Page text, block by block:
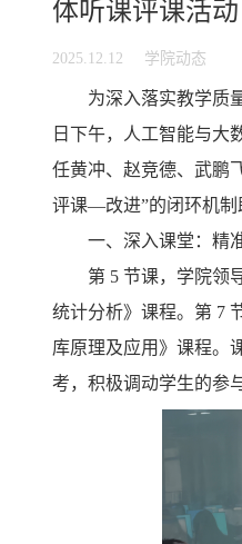
体听课评课活动
2025.12.12 学院动态
为深入落实教学质
日下午，人工智能与大
任黄冲、赵竞德、武鹏
评课—改进”的闭环机制
一、深入课堂：精
第 5 节课，学院领
统计分析》课程。第 7
库原理及应用》课程。
考，积极调动学生的参与